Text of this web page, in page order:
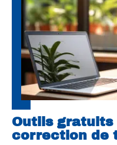
Outils
correction de